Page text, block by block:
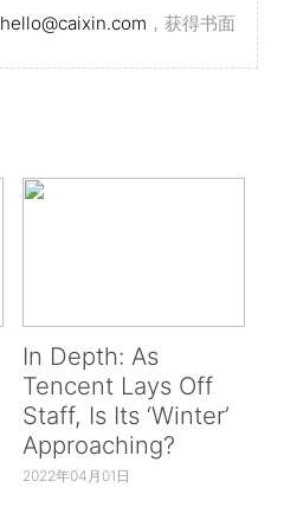
hello@caixin.com ，获得书面
In Depth: As
Tencent Lays Off
Staff, Is Its ‘Winter’
Approaching?
2022年04月01日